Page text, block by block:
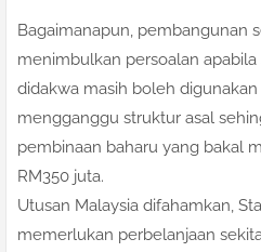
Bagaimanapun, pembangunan
menimbulkan persoalan
didakwa masih boleh
mengganggu struktur asal
pembinaan baharu yang bakal
RM350 juta.
Utusan Malaysia difahamkan,
memerlukan perbelanjaan